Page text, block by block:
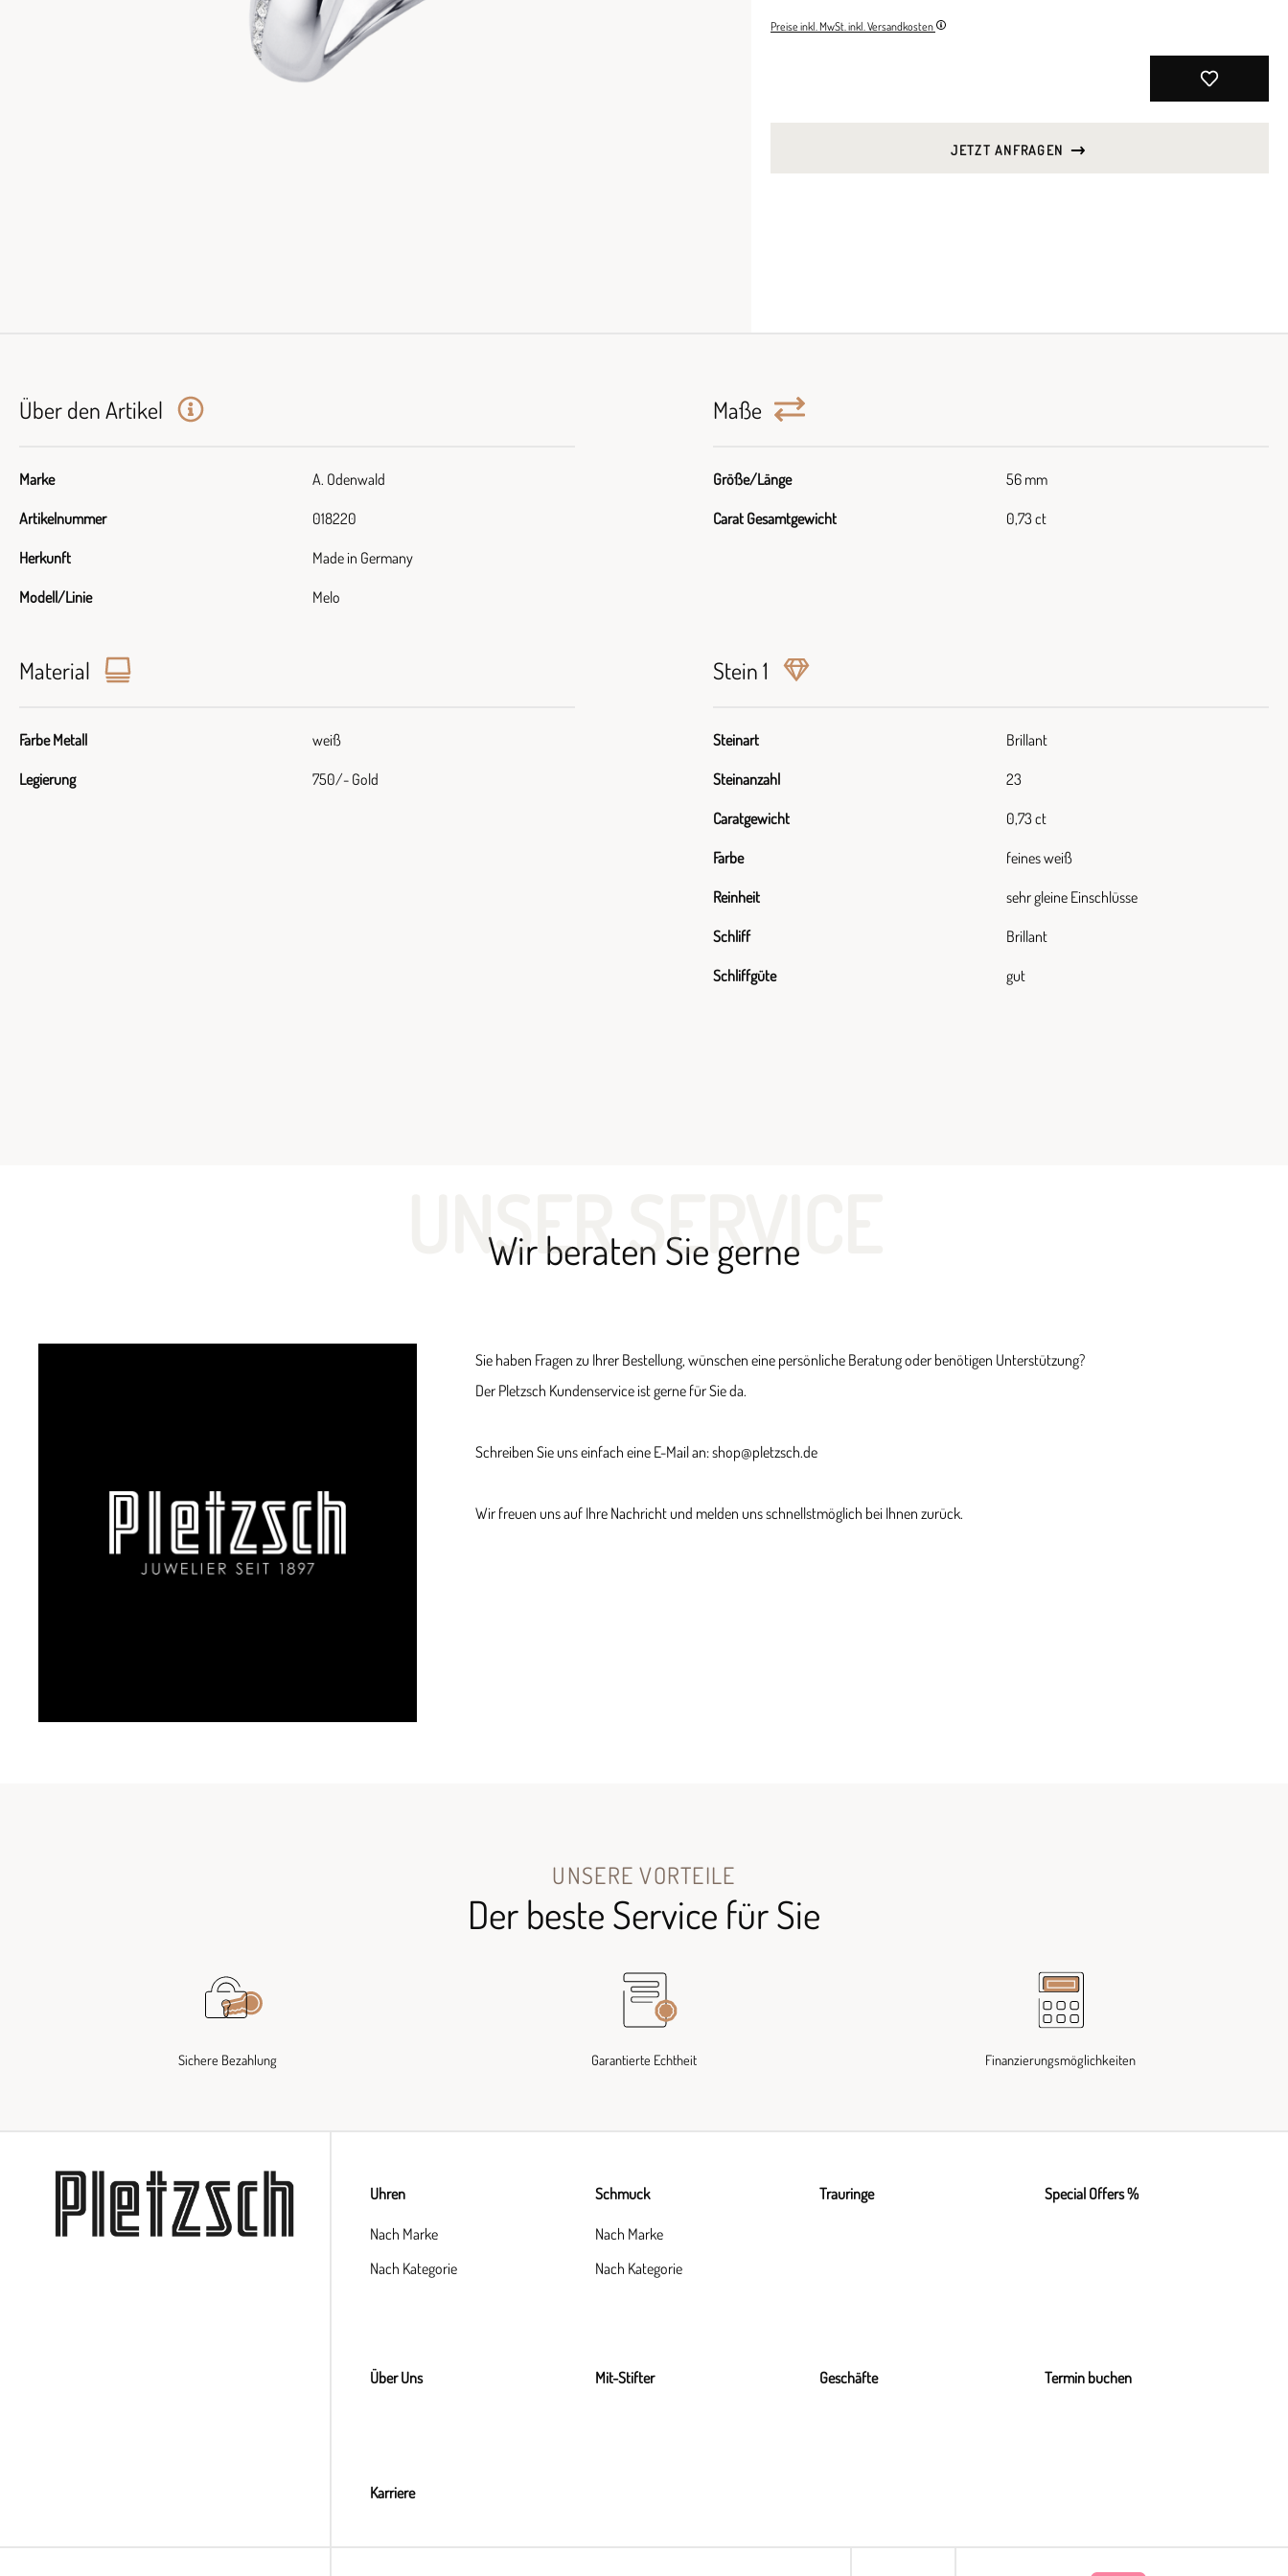
Preise inkl. MwSt. inkl. Versandkosten
JETZT ANFRAGEN
Über den Artikel
Marke A. Odenwald
Artikelnummer 018220
Herkunft Made in Germany
Modell/Linie Melo
Maße
Größe/Länge 56 mm
Carat Gesamtgewicht 0,73 ct
Material
Farbe Metall weiß
Legierung 750/- Gold
Stein 1
Steinart Brillant
Steinanzahl 23
Caratgewicht 0,73 ct
Farbe feines weiß
Reinheit sehr gleine Einschlüsse
Schliff Brillant
Schliffgüte gut
UNSER SERVICE
Wir beraten Sie gerne
Sie haben Fragen zu Ihrer Bestellung, wünschen eine persönliche Beratung oder benötigen Unterstützung?
Der Pletzsch Kundenservice ist gerne für Sie da.
Schreiben Sie uns einfach eine E-Mail an: shop@pletzsch.de
Wir freuen uns auf Ihre Nachricht und melden uns schnellstmöglich bei Ihnen zurück.
UNSERE VORTEILE
Der beste Service für Sie
Sichere Bezahlung Garantierte Echtheit Finanzierungsmöglichkeiten
Uhren
Nach Marke
Nach Kategorie
Schmuck
Nach Marke
Nach Kategorie
Trauringe Special Offers %
Über Uns Mit-Stifter Geschäfte Termin buchen
Karriere